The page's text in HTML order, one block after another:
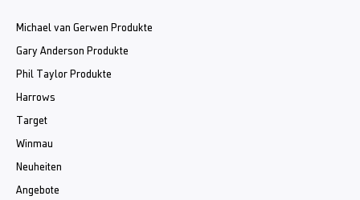
Michael van Gerwen Produkte
Gary Anderson Produkte
Phil Taylor Produkte
Harrows
Target
Winmau
Neuheiten
Angebote